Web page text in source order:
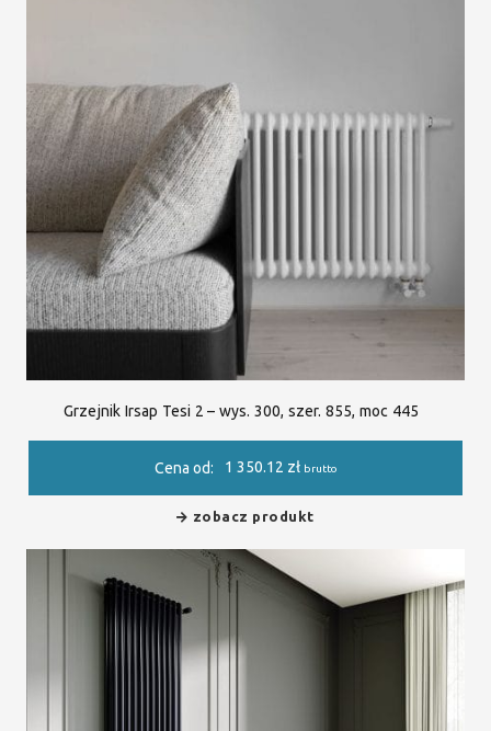
Grzejnik Irsap Tesi 2 – wys. 300, szer. 855, moc 445
Cena od: 1 350.12 zł brutto
zobacz produkt